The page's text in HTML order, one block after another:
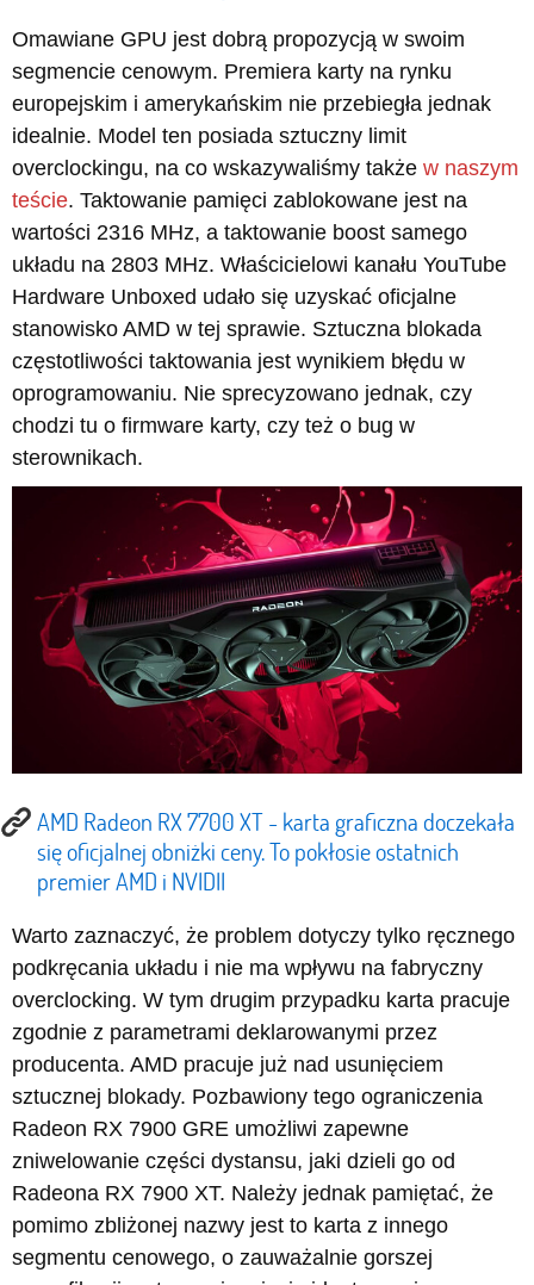
Omawiane GPU jest dobrą propozycją w swoim
segmencie cenowym. Premiera karty na rynku
europejskim i amerykańskim nie przebiegła jednak
idealnie. Model ten posiada sztuczny limit
overclockingu, na co wskazywaliśmy także w naszym
teście. Taktowanie pamięci zablokowane jest na
wartości 2316 MHz, a taktowanie boost samego
układu na 2803 MHz. Właścicielowi kanału YouTube
Hardware Unboxed udało się uzyskać oficjalne
stanowisko AMD w tej sprawie. Sztuczna blokada
częstotliwości taktowania jest wynikiem błędu w
oprogramowaniu. Nie sprecyzowano jednak, czy
chodzi tu o firmware karty, czy też o bug w
sterownikach.
AMD Radeon RX 7700 XT - karta graficzna doczekała
się oficjalnej obniżki ceny. To pokłosie ostatnich
premier AMD i NVIDII
Warto zaznaczyć, że problem dotyczy tylko ręcznego
podkręcania układu i nie ma wpływu na fabryczny
overclocking. W tym drugim przypadku karta pracuje
zgodnie z parametrami deklarowanymi przez
producenta. AMD pracuje już nad usunięciem
sztucznej blokady. Pozbawiony tego ograniczenia
Radeon RX 7900 GRE umożliwi zapewne
zniwelowanie części dystansu, jaki dzieli go od
Radeona RX 7900 XT. Należy jednak pamiętać, że
pomimo zbliżonej nazwy jest to karta z innego
segmentu cenowego, o zauważalnie gorszej